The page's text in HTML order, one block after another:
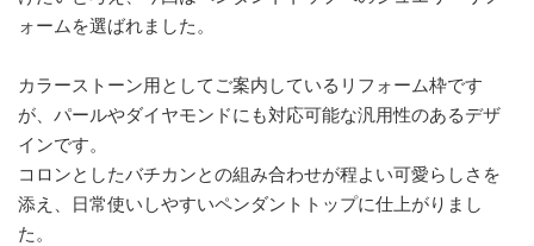
ォームを選ばれました。
カラーストーン用としてご案内しているリフォーム枠です
が、パールやダイヤモンドにも対応可能な汎用性のあるデザ
インです。
コロンとしたバチカンとの組み合わせが程よい可愛らしさを
添え、日常使いしやすいペンダントトップに仕上がりまし
た。